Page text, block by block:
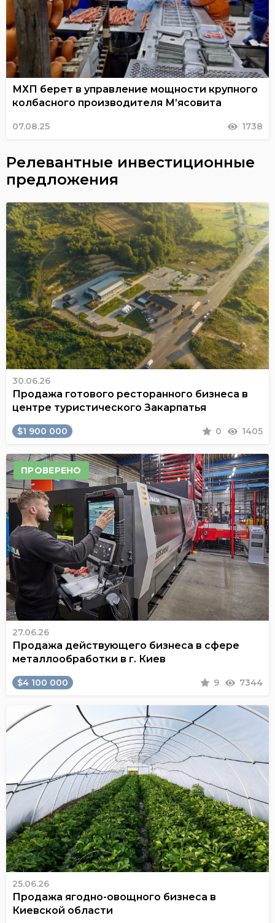
МХП берет в управление мощности крупного
колбасного производителя М’ясовита
07.08.25 1738
Релевантные инвестиционные
предложения
30.06.26
Продажа готового ресторанного бизнеса в
центре туристического Закарпатья
$1 900 000 0 1405
ПРОВЕРЕНО
27.06.26
Продажа действующего бизнеса в сфере
металлообработки в г. Киев
$4 100 000 9 7344
25.06.26
Продажа ягодно-овощного бизнеса в
Киевской области